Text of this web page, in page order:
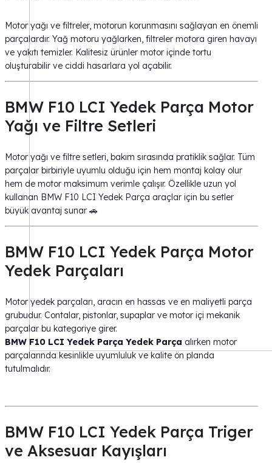
Motor yağı ve filtreler, motorun korunmasını sağlayan en önemli
parçalardır. Yağ motoru yağlarken, filtreler motora giren havayı
ve yakıtı temizler. Kalitesiz ürünler motor içinde tortu
oluşturabilir ve ciddi hasarlara yol açabilir.
BMW F10 LCI Yedek Parça Motor
Yağı ve Filtre Setleri
Motor yağı ve filtre setleri, bakım sırasında pratiklik sağlar. Tüm
parçalar birbiriyle uyumlu olduğu için hem montaj kolay olur
hem de motor maksimum verimle çalışır. Özellikle uzun yol
kullanan BMW F10 LCI Yedek Parça araçlar için bu setler
büyük avantaj sunar 🚗
BMW F10 LCI Yedek Parça Motor
Yedek Parçaları
Motor yedek parçaları, aracın en hassas ve en maliyetli parça
grubudur. Contalar, pistonlar, supaplar ve motor içi mekanik
parçalar bu kategoriye girer.
BMW F10 LCI Yedek Parça Yedek Parça alırken motor
parçalarında kesinlikle uyumluluk ve kalite ön planda
tutulmalıdır.
BMW F10 LCI Yedek Parça Triger
ve Aksesuar Kayışları